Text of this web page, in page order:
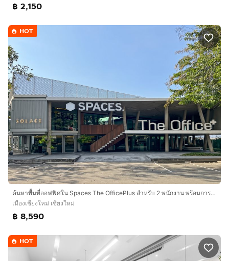
โปรดทราบ: รูปภาพทั้งหมดในประกาศนี้เป็นภาพจากสถานที่
Spaces แต่อาจไม่ตรงกับสถานที่นี้โดยเฉพาะ
ติดต่อเรา"
฿ 2,150
HOT
ค้นหาพื้นที่ออฟฟิศใน Spaces The OfficePlus สำหรับ 2 พนักงาน พร้อมการดูแลทุกอย่างให้ครบครัน
เมืองเชียงใหม่ เชียงใหม่
฿ 8,590
HOT